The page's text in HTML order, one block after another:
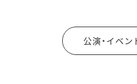
公演・イベ